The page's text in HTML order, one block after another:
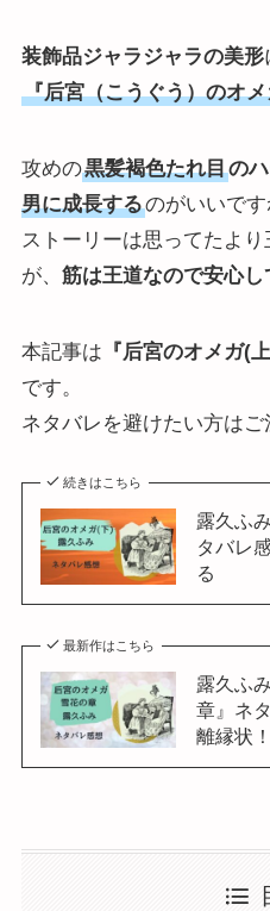
装飾品ジャラジャラの美形
『后宮（こうぐう）のオ
攻めの黒髪褐色たれ目の
男に成長するのがいいで
ストーリーは思ってたよ
が、 筋は王道なので安心し
本記事は 『后宮のオメガ(
です。
ネタバレを避けたい方はご
続きはこちら
露久ふ
タバレ
る
最新作はこちら
露久ふ
章』ネ
離縁状